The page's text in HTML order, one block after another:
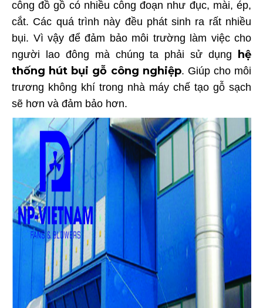
công đồ gồ có nhiều công đoạn như đục, mài, ép,
cắt. Các quá trình này đều phát sinh ra rất nhiều
bụi. Vì vậy để đảm bảo môi trường làm việc cho
người lao đông mà chúng ta phải sử dụng hệ
thống hút bụi gỗ công nghiệp. Giúp cho môi
trương không khí trong nhà máy chế tạo gỗ sạch
sẽ hơn và đảm bảo hơn.